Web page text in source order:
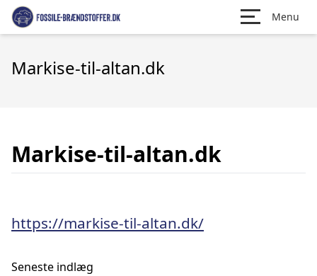
Menu
Markise-til-altan.dk
Markise-til-altan.dk
https://markise-til-altan.dk/
Seneste indlæg